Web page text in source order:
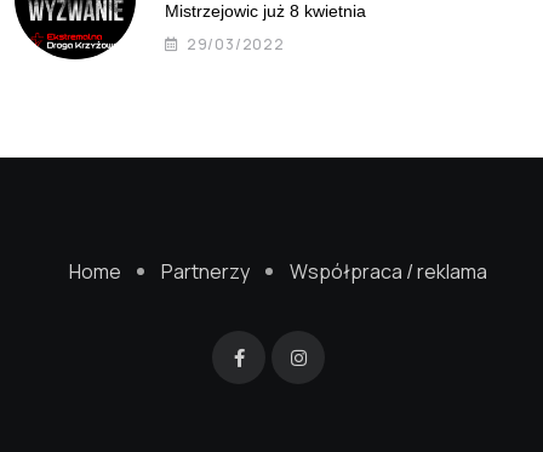
Mistrzejowic już 8 kwietnia
29/03/2022
Home Partnerzy Współpraca / reklama